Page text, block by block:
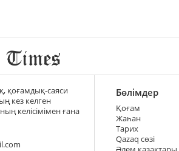
қоғамдық-саяси
кез келген
келісімімен ғана
Бөлімдер
Қоғам
Жаһан
Тарих
Qazaq сөзі